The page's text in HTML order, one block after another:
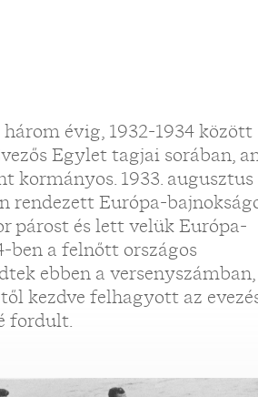
évig, 1932-1934 között
Egylet tagjai sorában,
kormányos. 1933. augusztus
rendezett Európa-
párost és lett velük Európa-
ben a felnőtt országos
ebben a versenyszámban,
kezdve felhagyott az
fordult.